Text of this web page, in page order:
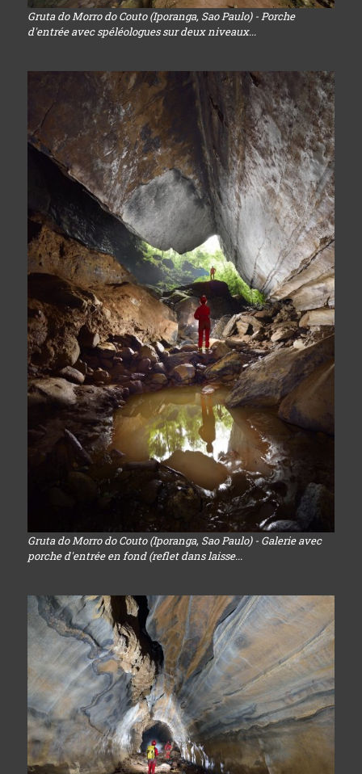
Gruta do Morro do Couto (Iporanga, Sao Paulo) - Porche
d'entrée avec spéléologues sur deux niveaux...
Gruta do Morro do Couto (Iporanga, Sao Paulo) - Galerie avec
porche d'entrée en fond (reflet dans laisse...